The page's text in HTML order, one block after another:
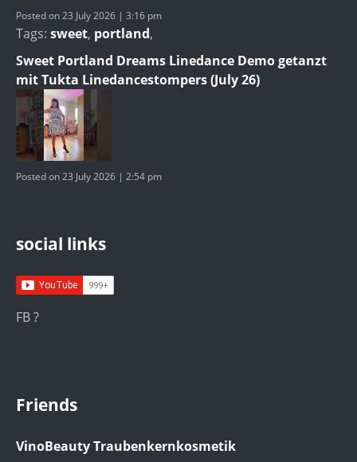
Posted on 23 July 2026 | 3:16 pm
Tags: sweet, portland,
Sweet Portland Dreams Linedance Demo getanzt
mit Tukta Linedancestompers (July 26)
Posted on 23 July 2026 | 2:54 pm
social links
FB ?
Friends
VinoBeauty Traubenkernkosmetik